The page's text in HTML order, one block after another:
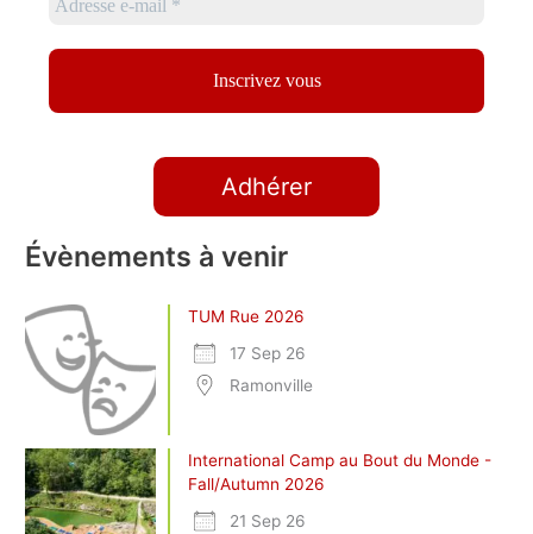
Adhérer
Évènements à venir
TUM Rue 2026
17 Sep 26
Ramonville
International Camp au Bout du Monde -
Fall/Autumn 2026
21 Sep 26